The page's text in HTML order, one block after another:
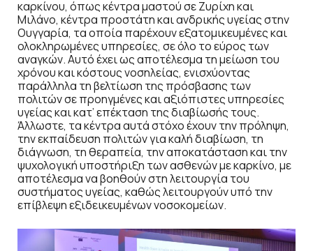
καρκίνου, όπως κέντρα μαστού σε Ζυρίχη και
Μιλάνο, κέντρα προστάτη και ανδρικής υγείας στην
Ουγγαρία, τα οποία παρέχουν εξατομικευμένες και
ολοκληρωμένες υπηρεσίες, σε όλο το εύρος των
αναγκών. Αυτό έχει ως αποτέλεσμα τη μείωση του
χρόνου και κόστους νοσηλείας, ενισχύοντας
παράλληλα τη βελτίωση της πρόσβασης των
πολιτών σε προηγμένες και αξιόπιστες υπηρεσίες
υγείας και κατ’ επέκταση της διαβίωσής τους.
Άλλωστε, τα κέντρα αυτά στόχο έχουν την πρόληψη,
την εκπαίδευση πολιτών για καλή διαβίωση, τη
διάγνωση, τη θεραπεία, την αποκατάσταση και την
ψυχολογική υποστήριξη των ασθενών με καρκίνο, με
αποτέλεσμα να βοηθούν στη λειτουργία του
συστήματος υγείας, καθώς λειτουργούν υπό την
επίβλεψη εξιδεικευμένων νοσοκομείων.